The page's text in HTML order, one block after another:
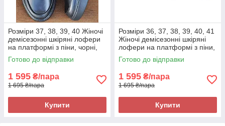
Розміри 37, 38, 39, 40 Жіночі
демісезонні шкіряні лофери
на платформі з піни, чорні,
легкі та зручні
Готово до відправки
1 595 ₴/пара
1 695 ₴/пара
Купити
Розміри 36, 37, 38, 39, 40, 41
Жіночі демісезонні шкіряні
лофери на платформі з піни,
чорні, легкі та зручні
Готово до відправки
1 595 ₴/пара
1 695 ₴/пара
Купити